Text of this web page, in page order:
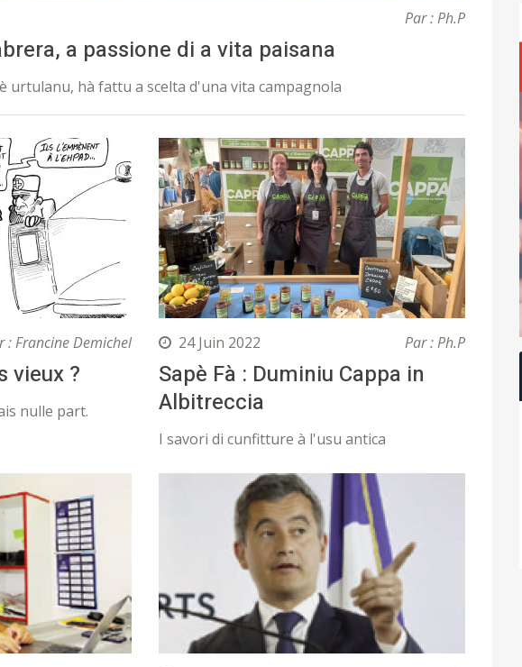
Par : Ph.P
a passione di a vita paisana
urtulanu, hà fattu a scelta d'una vita campagnola
: Francine Demichel
vieux ?
nulle part.
24 Juin 2022 Par : Ph.P
Sapè Fà : Duminiu Cappa in
Albitreccia
I savori di cunfitture à l'usu antica